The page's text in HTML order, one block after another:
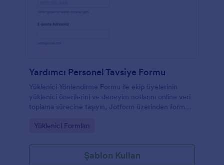
Yardımcı Personel Tavsiye Formu
Yüklenici Yönlendirme Formu ile ekip üyelerinin
yüklenici önerilerini ve deneyim notlarını online veri
toplama sürecine taşıyın, Jotform üzerinden form
Go to Category:
Yüklenici Formları
Şablon Kullan